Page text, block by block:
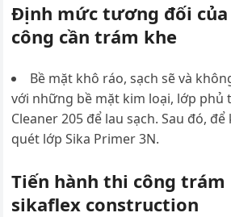
Định mức tương đối
công cần trám khe
Bề mặt khô ráo, sạch sẽ và
với những bề mặt kim loại, lớp phủ
Cleaner 205 để lau sạch. Sau đó,
quét lớp Sika Primer 3N.
Tiến hành thi công trám
sikaflex construction